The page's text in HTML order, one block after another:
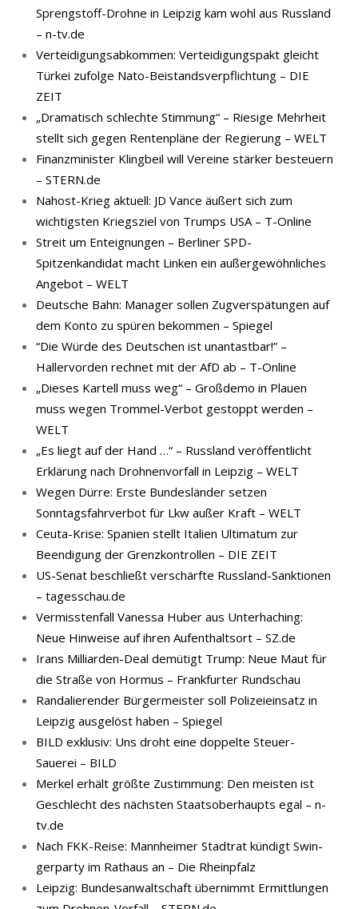
Sprengstoff-Drohne in Leipzig kam wohl aus Russland
– n-tv.de
Verteidigungsabkommen: Verteidigungspakt gleicht
Türkei zufolge Nato-Beistandsverpflichtung – DIE
ZEIT
„Dramatisch schlechte Stimmung“ – Riesige Mehrheit
stellt sich gegen Rentenpläne der Regierung – WELT
Finanzminister Klingbeil will Vereine stärker besteuern
– STERN.de
Nahost-Krieg aktuell: JD Vance äußert sich zum
wichtigsten Kriegsziel von Trumps USA – T-Online
Streit um Enteignungen – Berliner SPD-
Spitzenkandidat macht Linken ein außergewöhnliches
Angebot – WELT
Deutsche Bahn: Manager sollen Zugverspätungen auf
dem Konto zu spüren bekommen – Spiegel
“Die Würde des Deutschen ist unantastbar!” –
Hallervorden rechnet mit der AfD ab – T-Online
„Dieses Kartell muss weg“ – Großdemo in Plauen
muss wegen Trommel-Verbot gestoppt werden –
WELT
„Es liegt auf der Hand …“ – Russland veröffentlicht
Erklärung nach Drohnenvorfall in Leipzig – WELT
Wegen Dürre: Erste Bundesländer setzen
Sonntagsfahrverbot für Lkw außer Kraft – WELT
Ceuta-Krise: Spanien stellt Italien Ultimatum zur
Beendigung der Grenzkontrollen – DIE ZEIT
US-Senat beschließt verschärfte Russland-Sanktionen
– tagesschau.de
Vermisstenfall Vanessa Huber aus Unterhaching:
Neue Hinweise auf ihren Aufenthaltsort – SZ.de
Irans Milliarden-Deal demütigt Trump: Neue Maut für
die Straße von Hormus – Frankfurter Rundschau
Randalierender Bürgermeister soll Polizeieinsatz in
Leipzig ausgelöst haben – Spiegel
BILD exklusiv: Uns droht eine doppelte Steuer-
Sauerei – BILD
Merkel erhält größte Zustimmung: Den meisten ist
Geschlecht des nächsten Staatsoberhaupts egal – n-
tv.de
Nach FKK-​Reise: Mann­hei­mer Stadt­rat kün­digt Swin­
ger­par­ty im Rat­haus an – Die Rheinpfalz
Leipzig: Bundesanwaltschaft übernimmt Ermittlungen